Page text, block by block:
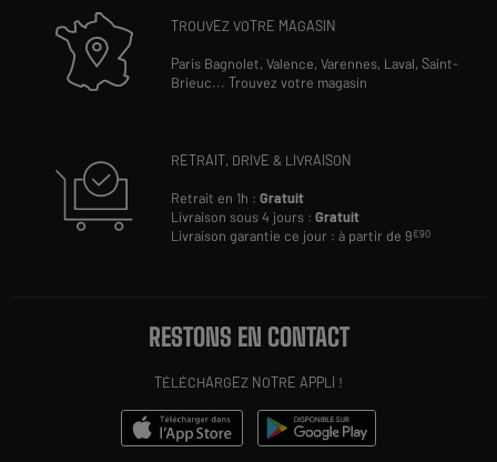
TROUVEZ VOTRE MAGASIN
Paris Bagnolet,Valence,Varennes, Laval,Saint-
Brieuc...Trouvez votre magasin
RETRAIT, DRIVE & LIVRAISON
Retrait en 1h :Gratuit
Livraison sous 4 jours :Gratuit
Livraison garantie ce jour : à partir de 9€90
RESTONS EN CONTACT
TÉLÉCHARGEZ NOTRE APPLI !